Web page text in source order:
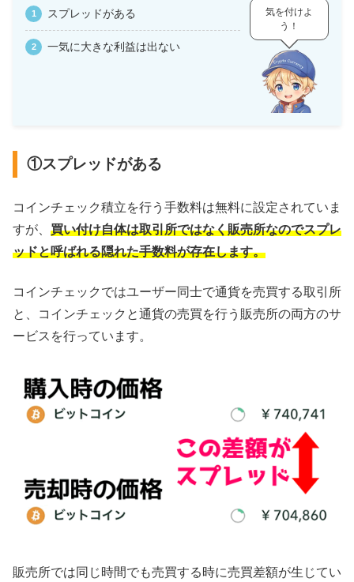
スプレッドがある
一気に大きな利益は出ない
気を付けよ
う！
①スプレッドがある
コインチェック積立を行う手数料は無料に設定されていま
すが、 買い付け自体は取引所ではなく販売所なのでスプレ
ッドと呼ばれる隠れた手数料が存在します。
コインチェックではユーザー同士で通貨を売買する取引所
と、コインチェックと通貨の売買を行う販売所の両方のサ
ービスを行っています。
販売所では同じ時間でも売買する時に売買差額が生じてい